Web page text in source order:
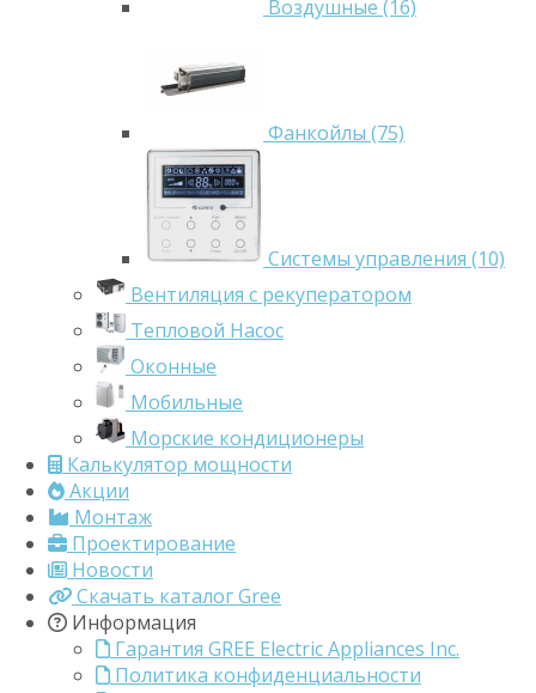
Воздушные (16)
Фанкойлы (75)
Системы управления (10)
Вентиляция с рекуператором
Тепловой Насос
Оконные
Мобильные
Морские кондиционеры
Калькулятор мощности
Акции
Монтаж
Проектирование
Новости
Скачать каталог Gree
Информация
Гарантия GREE Electric Appliances Inc.
Политика конфиденциальности